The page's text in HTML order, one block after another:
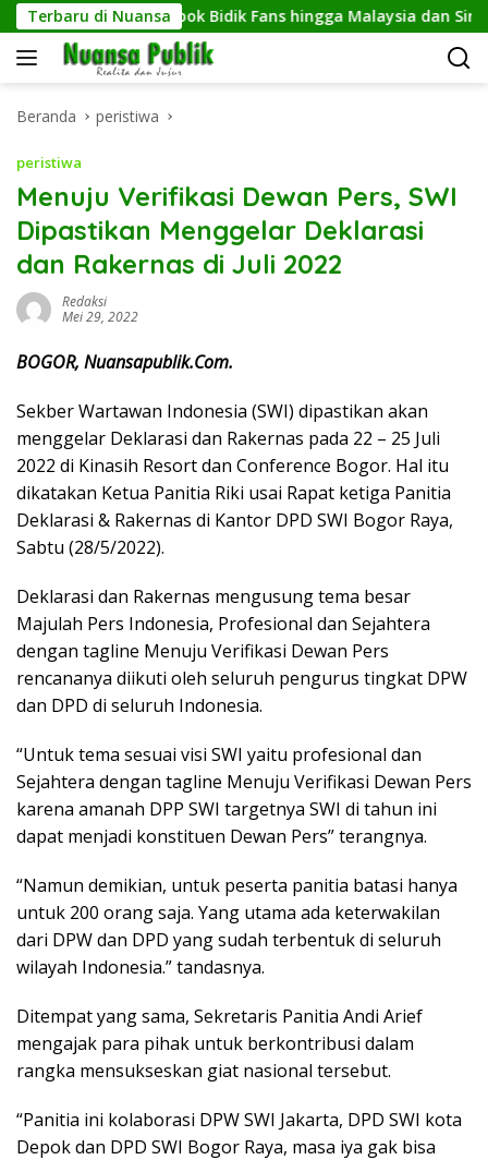
Langsung
ke
konten
Terbaru di Nuansa
Dari CFD Depok Bidik Fans hingga Malaysia dan Singapura
Beranda peristiwa
peristiwa
Menuju Verifikasi Dewan Pers, SWI
Dipastikan Menggelar Deklarasi
dan Rakernas di Juli 2022
Redaksi
Mei 29, 2022
BOGOR, Nuansapublik.Com.
Sekber Wartawan Indonesia (SWI) dipastikan akan
menggelar Deklarasi dan Rakernas pada 22 – 25 Juli
2022 di Kinasih Resort dan Conference Bogor. Hal itu
dikatakan Ketua Panitia Riki usai Rapat ketiga Panitia
Deklarasi & Rakernas di Kantor DPD SWI Bogor Raya,
Sabtu (28/5/2022).
Deklarasi dan Rakernas mengusung tema besar
Majulah Pers Indonesia, Profesional dan Sejahtera
dengan tagline Menuju Verifikasi Dewan Pers
rencananya diikuti oleh seluruh pengurus tingkat DPW
dan DPD di seluruh Indonesia.
“Untuk tema sesuai visi SWI yaitu profesional dan
Sejahtera dengan tagline Menuju Verifikasi Dewan Pers
karena amanah DPP SWI targetnya SWI di tahun ini
dapat menjadi konstituen Dewan Pers” terangnya.
“Namun demikian, untuk peserta panitia batasi hanya
untuk 200 orang saja. Yang utama ada keterwakilan
dari DPW dan DPD yang sudah terbentuk di seluruh
wilayah Indonesia.” tandasnya.
Ditempat yang sama, Sekretaris Panitia Andi Arief
mengajak para pihak untuk berkontribusi dalam
rangka mensukseskan giat nasional tersebut.
“Panitia ini kolaborasi DPW SWI Jakarta, DPD SWI kota
Depok dan DPD SWI Bogor Raya, masa iya gak bisa